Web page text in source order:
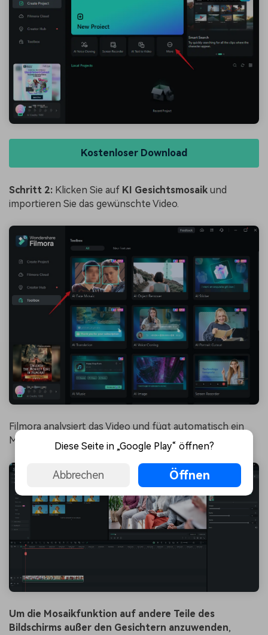
Kostenloser Download
Schritt 2: Klicken Sie auf KI Gesichtsmosaik und
importieren Sie das gewünschte Video.
Filmora analysiert das Video und fügt automatisch ein
Mosaik zu jedem Gesicht im Video hinzu.
Um die Mosaikfunktion auf andere Teile des
Bildschirms außer den Gesichtern anzuwenden,
Diese Seite in „Google Play“ öffnen?
Abbrechen Öffnen